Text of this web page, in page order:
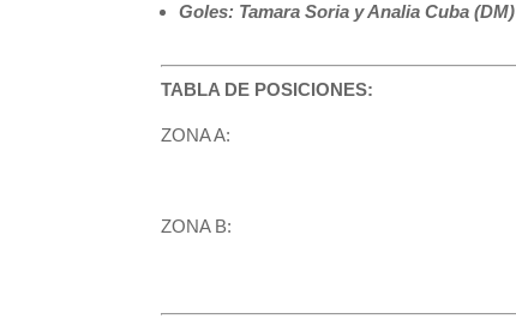
Goles: Tamara Soria y Analia Cuba (DM)
TABLA DE POSICIONES:
ZONA A:
ZONA B: